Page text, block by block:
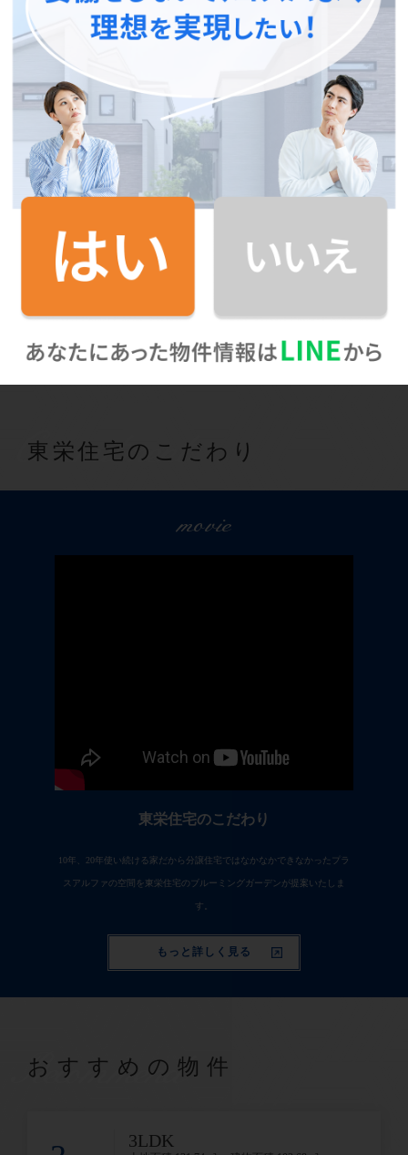
東栄住宅のこだわり
movie
東栄住宅のこだわり
10年、20年使い続ける家だから分譲住宅ではなかなかできなかったプラ
スアルファの空間を東栄住宅のブルーミングガーデンが提案いたしま
す。
もっと詳しく見る
おすすめの物件
3LDK